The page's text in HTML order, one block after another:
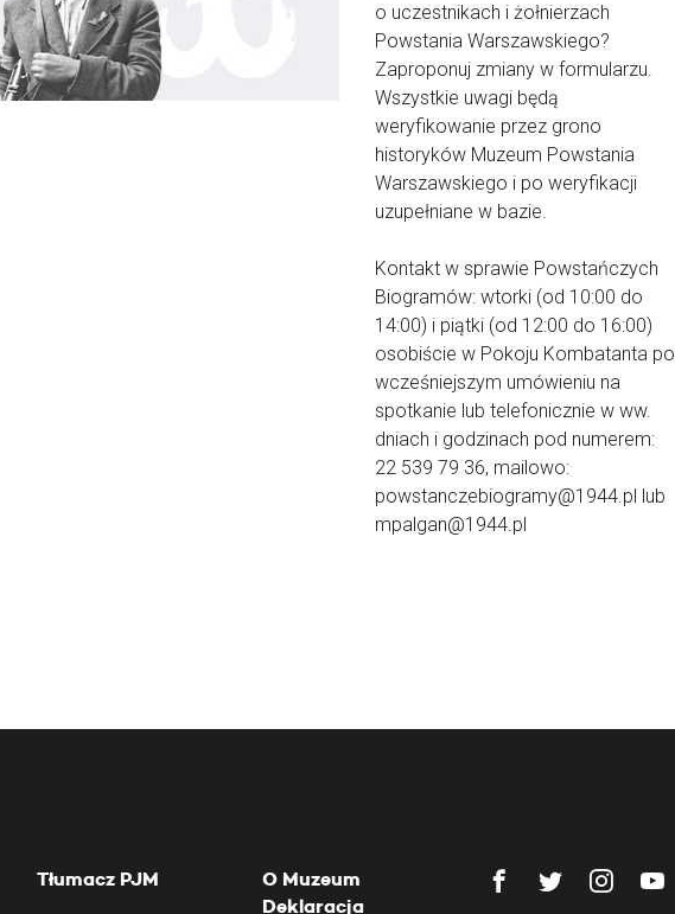
o uczestnikach i żołnierzach
Powstania Warszawskiego?
Zaproponuj zmiany w formularzu.
Wszystkie uwagi będą
weryfikowanie przez grono
historyków Muzeum Powstania
Warszawskiego i po weryfikacji
uzupełniane w bazie.
Kontakt w sprawie Powstańczych
Biogramów: wtorki (od 10:00 do
14:00) i piątki (od 12:00 do 16:00)
osobiście w Pokoju Kombatanta po
wcześniejszym umówieniu na
spotkanie lub telefonicznie w ww.
dniach i godzinach pod numerem:
22 539 79 36, mailowo:
powstanczebiogramy@1944.pl lub
mpalgan@1944.pl
Tłumacz PJM
O Muzeum
Deklaracja